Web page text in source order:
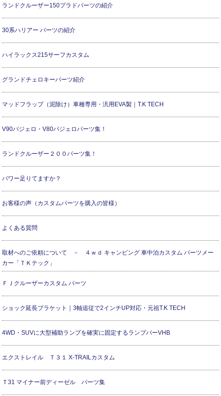
ランドクルーザー150プラドパーツの紹介
30系ハリアー パーツの紹介
ハイラックス215サーフカスタム
グランドチェロキーパーツ紹介
マッドフラップ（泥除け）車種専用・汎用EVA製｜T.K TECH
V90パジェロ・V80パジェロパーツ集！
ランドクルーザー２００パーツ集！
パワー足りてますか？
お客様の声（カスタムパーツを購入の皆様）
よくある質問
取材へのご依頼について － ４ｗｄ キャンピング 車中泊カスタム パーツメー
カー「ＴＫテック」
ＦＪクルーザーカスタム パーツ
ショック延長ブラケット｜3軸追従で2インチUP対応・元祖T.K TECH
4WD・SUVに大型補助ランプを確実に固定するランプバーVHB
エクストレイル Ｔ３１ X-TRAILカスタム
Ｔ31 マイナー前ディーゼル パーツ集